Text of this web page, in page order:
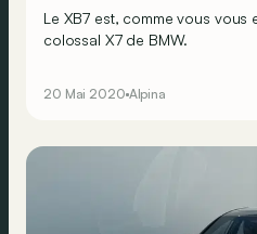
Le XB7 est, comme vous vous
colossal X7 de BMW.
20 Mai 2020 Alpina